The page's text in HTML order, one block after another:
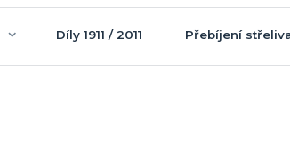
Díly 1911 / 2011 Přebíjení